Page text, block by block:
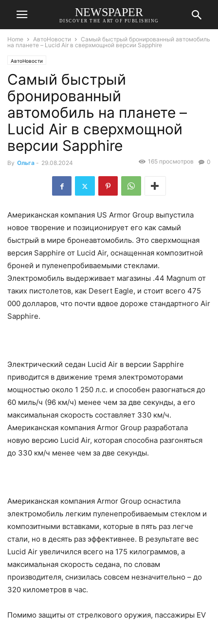
NEWSPAPER
DISCOVER THE ART OF PUBLISHING
Home АвтоНовости
Самый быстрый бронированный автомобиль
на планете – Lucid Air в сверхмощной версии Sapphire
АвтоНовости
Самый быстрый
бронированный
автомобиль на планете –
Lucid Air в сверхмощной
версии Sapphire
By Ольга - 29.08.2024 0
165 просмотров
Американская компания US Armor Group выпустила
новое творение и позиционирует его как самый
быстрый в мире бронеавтомобиль. Это сверхмощная
версия Sapphire от Lucid Air, оснащенная композитной
броней и пуленепробиваемыми стеклами.
Электромобиль выдерживает магазины .44 Magnum от
таких пистолетов, как Desert Eagle, и стоит всего 475
000 долларов, что почти вдвое дороже стандартного Air
Sapphire.
Электрический седан Lucid Air в версии Sapphire
приводится в движение тремя электромоторами
мощностью около 1 250 л.с. и способен разогнаться до
60 миль/ч (96 км/ч) менее чем за две секунды, а его
максимальная скорость составляет 330 км/ч.
Американская компания Armor Group разработала
новую версию Lucid Air, которая способна разгоняться
до 330 км/ч менее чем за две секунды.
Американская компания Armor Group оснастила
электромобиль легким пуленепробиваемым стеклом и
композитными вставками, которые в пять раз легче
стали, но в десять раз эффективнее. В результате вес
Lucid Air увеличился всего на 175 килограммов, а
максимальная скорость седана, по словам
производителя, снизилась совсем незначительно – до
320 километров в час.
Помимо защиты от стрелкового оружия, пассажиры EV